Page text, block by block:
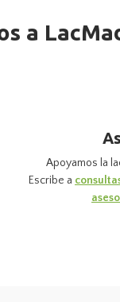
a
Apoyamos la
Escribe a